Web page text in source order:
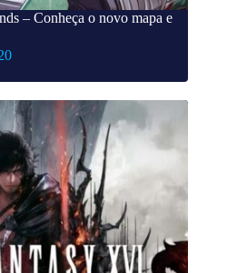
– Conheça o novo mapa e